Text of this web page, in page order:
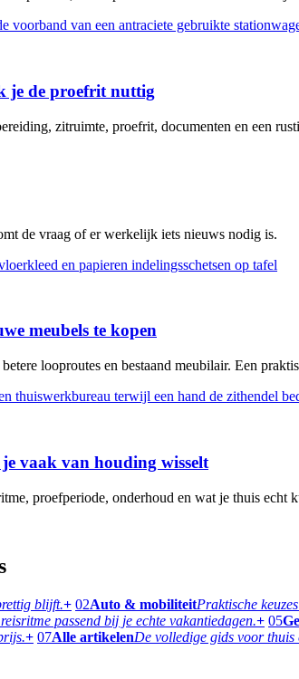
je de proefrit nuttig
zitruimte, proefrit, documenten en een
de vraag of er werkelijk iets nieuws nodig is.
meubels te kopen
looproutes en bestaand meubilair. Een
vaak van houding wisselt
proefperiode, onderhoud en wat je thuis echt
blijft.+ 02Auto & mobiliteitPraktische
passend bij je echte vakantiedagen.+ 05
+ 07Alle artikelenDe volledige gids voor thuis